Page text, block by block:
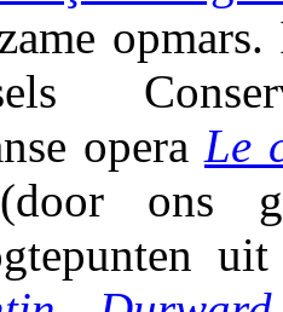
opera Le
(door ons